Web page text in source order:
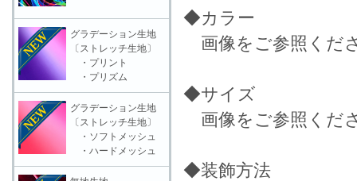
◆カラー
画像をご参照くだ
◆サイズ
画像をご参照くだ
◆装飾方法
グラデーション生地
〔ストレッチ生地〕
・プリント
・プリズム
グラデーション生地
〔ストレッチ生地〕
・ソフトメッシュ
・ハードメッシュ